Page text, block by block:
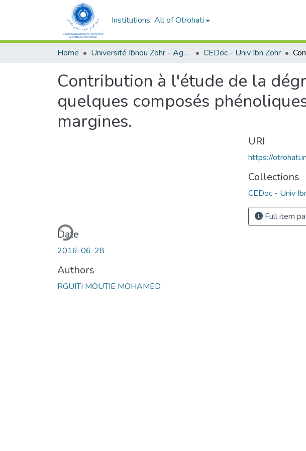
Institutions All of Otrohati
Home Université Ibnou Zohr - Agadir CEDoc - Univ Ibn Zohr
Contribution à l'étude de la
quelques composés
margines.
Loading...
Date
2016-06-28
Authors
RGUITI MOUTIE MOHAMED
URI
https://
Collections
CEDoc - Univ
Full item